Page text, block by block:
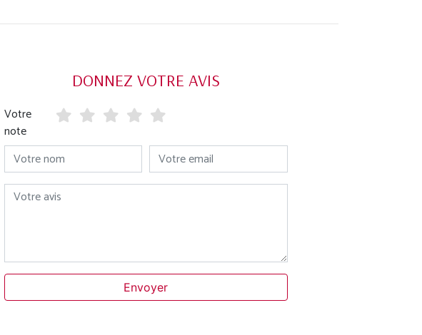
DONNEZ VOTRE AVIS
Votre
note
Votre nom Votre email
Votre avis
Envoyer